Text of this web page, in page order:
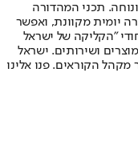
תכני המהדורה
יומית מקוונת, ואפשר
"הקליקה של ישראל
ושירותים. ישראל
הקוראים. פנו אלינו